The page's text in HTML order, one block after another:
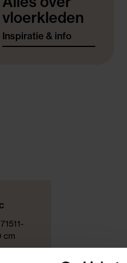
vloerkleden
Inspiratie & info
cm